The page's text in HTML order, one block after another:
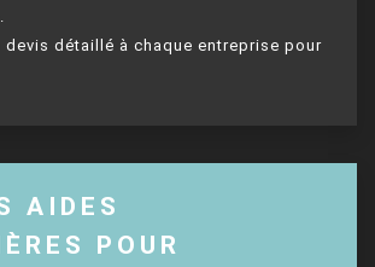
devis détaillé à chaque entreprise pour
AIDES
POUR